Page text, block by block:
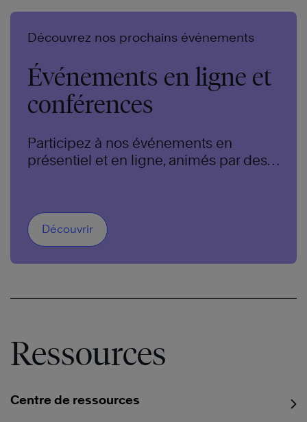
Découvrez nos prochains événements
Événements en ligne et
conférences
Participez à nos événements en
présentiel et en ligne, animés par des
Découvrir
Ressources
Centre de ressources